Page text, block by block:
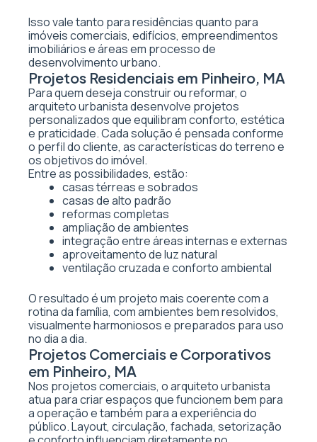
Isso vale tanto para residências quanto para
imóveis comerciais, edifícios, empreendimentos
imobiliários e áreas em processo de
desenvolvimento urbano.
Projetos Residenciais em Pinheiro, MA
Para quem deseja construir ou reformar, o
arquiteto urbanista desenvolve projetos
personalizados que equilibram conforto, estética
e praticidade. Cada solução é pensada conforme
o perfil do cliente, as características do terreno e
os objetivos do imóvel.
Entre as possibilidades, estão:
casas térreas e sobrados
casas de alto padrão
reformas completas
ampliação de ambientes
integração entre áreas internas e externas
aproveitamento de luz natural
ventilação cruzada e conforto ambiental
O resultado é um projeto mais coerente com a
rotina da família, com ambientes bem resolvidos,
visualmente harmoniosos e preparados para uso
no dia a dia.
Projetos Comerciais e Corporativos
em Pinheiro, MA
Nos projetos comerciais, o arquiteto urbanista
atua para criar espaços que funcionem bem para
a operação e também para a experiência do
público. Layout, circulação, fachada, setorização